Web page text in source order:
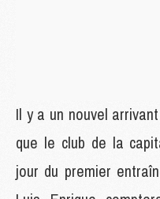
Il y a un nouvel
que le club de la
jour du premier